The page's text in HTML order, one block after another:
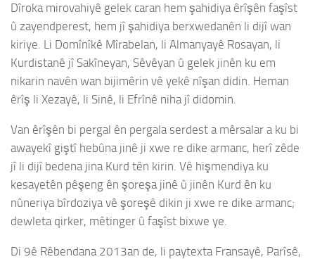
Dîroka mirovahiyê gelek caran hem şahidiya êrîşên faşîst
û zayendperest, hem jî şahidiya berxwedanên li dijî wan
kiriye. Li Domînîkê Mîrabelan, li Almanyayê Rosayan, li
Kurdistanê jî Sakîneyan, Sêvêyan û gelek jinên ku em
nikarin navên wan bijimêrin vê yekê nîşan didin. Heman
êrîş li Xezayê, li Sinê, li Efrînê niha jî didomin.
Van êrîşên bi pergal ên pergala serdest a mêrsalar a ku bi
awayekî giştî hebûna jinê ji xwe re dike armanc, herî zêde
jî li dijî bedena jina Kurd tên kirin. Vê hişmendiya ku
kesayetên pêşeng ên şoreşa jinê û jinên Kurd ên ku
nûneriya bîrdoziya vê şoreşê dikin ji xwe re dike armanc;
dewleta qirker, mêtinger û faşîst bixwe ye.
Di 9ê Rêbendana 2013an de, li paytexta Fransayê, Parîsê,